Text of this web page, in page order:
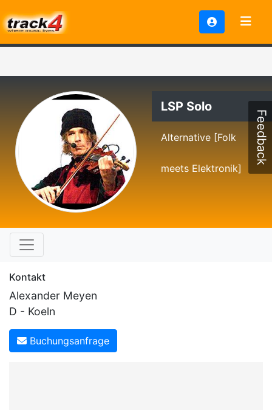
LSP Solo
Alternative [Folk
meets Elektronik]
Kontakt
Alexander Meyen
D - Koeln
Buchungsanfrage
Feedback